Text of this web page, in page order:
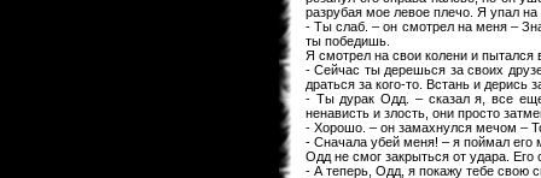
разрубая мое левое плечо. Я упал
- Ты слаб. – он смотрел на меня –
ты победишь.
Я смотрел на свои колени и пытался
- Сейчас ты дерешься за своих
драться за кого-то. Встань и дерись
- Ты дурак Одд. – сказал я, все
ненависть и злость, они просто
- Хорошо. – он замахнулся мечом –
- Сначала убей меня! – я поймал его
Одд не смог закрыться от удара. Его
- А теперь, Одд, я покажу тебе свою